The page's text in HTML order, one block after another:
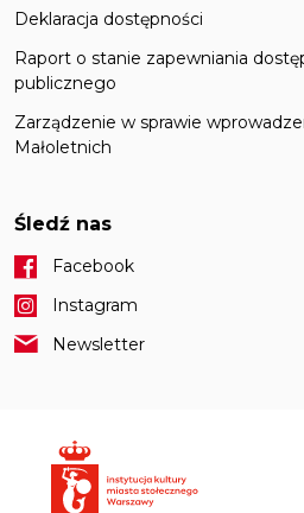
Deklaracja dostępności
Raport o stanie zapewniania
publicznego
Zarządzenie w sprawie
Małoletnich
Śledź nas
Facebook
Instagram
Newsletter